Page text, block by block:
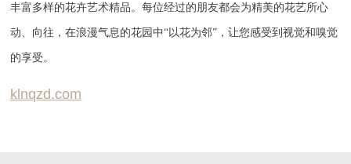
丰富多样的花卉艺术精品。每位经过的朋友都会为精美的花艺所心
动、向往，在浪漫气息的花园中“以花为邻”，让您感受到视觉和嗅觉
的享受。
klnqzd.com